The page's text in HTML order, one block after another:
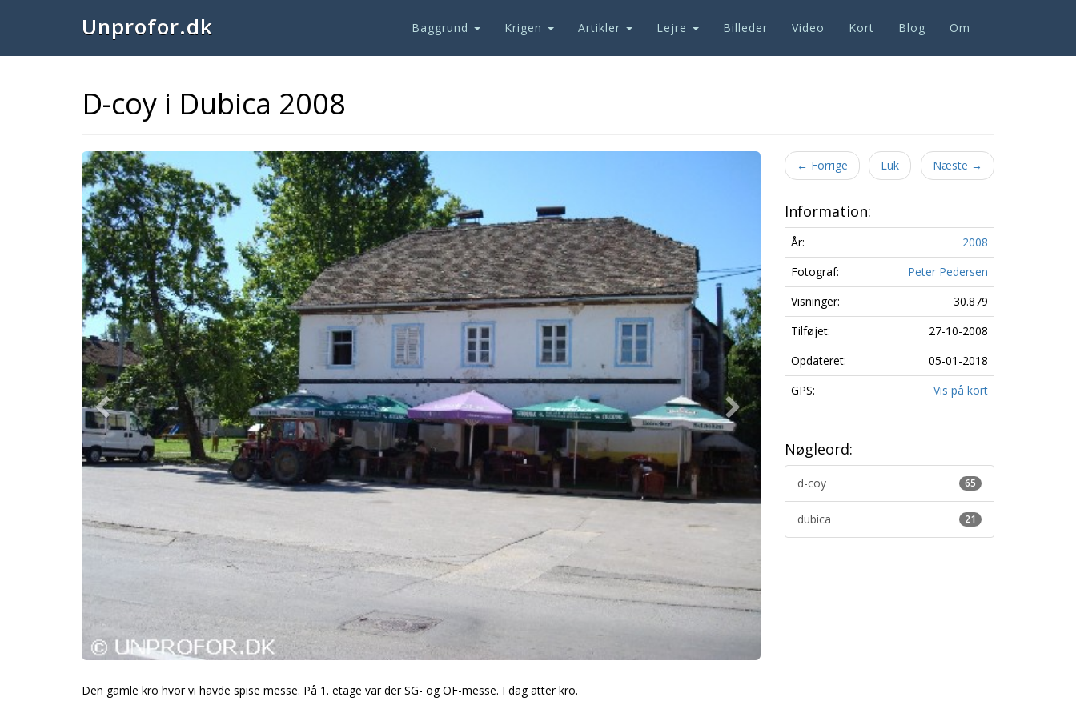
Unprofor.dk Baggrund Krigen Artikler Lejre Billeder Video Kort Blog Om
D-coy i Dubica 2008
Previous
Den gamle kro hvor vi havde spise messe. På 1. etage var der SG- og OF-messe. I dag atter kro.
← Forrige Luk Næste →
Information:
År:
2008
Fotograf:
Peter Pedersen
Visninger:
30.879
Tilføjet:
27-10-2008
Opdateret:
05-01-2018
GPS:
Vis på kort
Nøgleord:
65
d-coy
21
dubica